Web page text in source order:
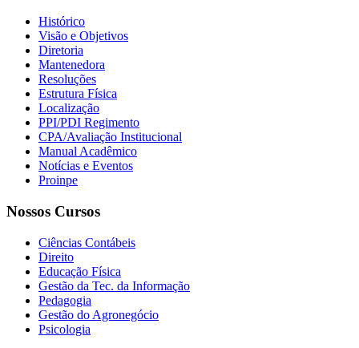
Histórico
Visão e Objetivos
Diretoria
Mantenedora
Resoluções
Estrutura Física
Localização
PPI/PDI Regimento
CPA/Avaliação Institucional
Manual Acadêmico
Notícias e Eventos
Proinpe
Nossos Cursos
Ciências Contábeis
Direito
Educação Física
Gestão da Tec. da Informação
Pedagogia
Gestão do Agronegócio
Psicologia